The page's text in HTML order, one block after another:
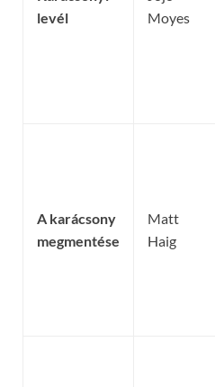
levél
Moyes
A karácsony
megmentése
Matt
Haig